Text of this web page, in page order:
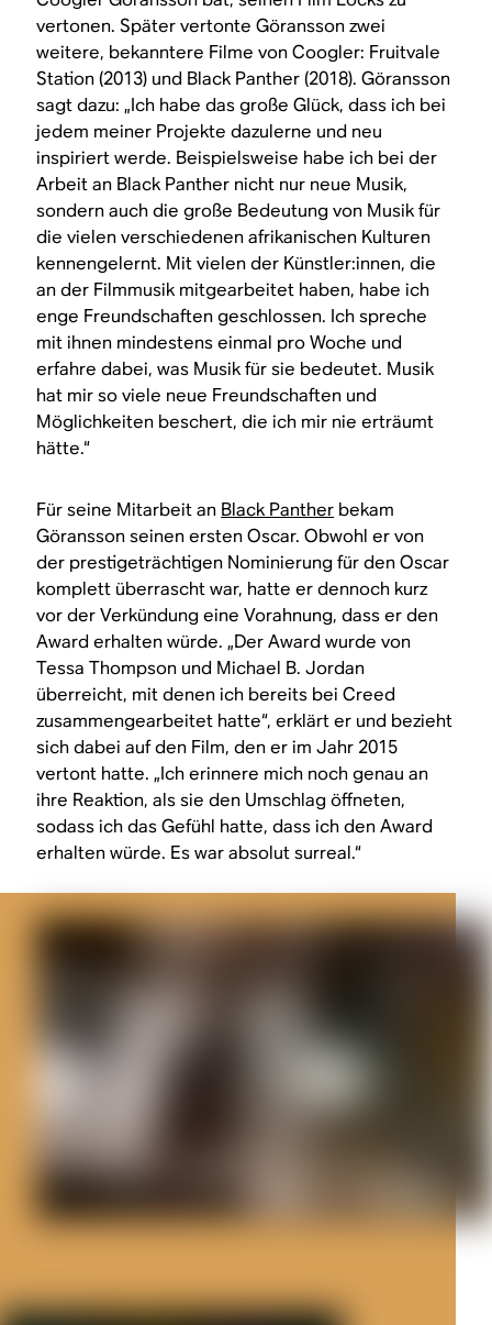
vertonen. Später vertonte Göransson zwei
weitere, bekanntere Filme von Coogler: Fruitvale
Station(2013) und Black Panther(2018). Göransson
sagt dazu: „Ich habe das große Glück, dass ich bei
jedem meiner Projekte dazulerne und neu
inspiriert werde. Beispielsweise habe ich bei der
Arbeit an Black Panther nicht nur neue Musik,
sondern auch die große Bedeutung von Musik für
die vielen verschiedenen afrikanischen Kulturen
kennengelernt. Mit vielen der Künstler:innen, die
an der Filmmusik mitgearbeitet haben, habe ich
enge Freundschaften geschlossen. Ich spreche
mit ihnen mindestens einmal pro Woche und
erfahre dabei, was Musik für sie bedeutet. Musik
hat mir so viele neue Freundschaften und
Möglichkeiten beschert, die ich mir nie erträumt
hätte.“
Für seine Mitarbeit an Black Panther bekam
Göransson seinen ersten Oscar. Obwohl er von
der prestigeträchtigen Nominierung für den Oscar
komplett überrascht war, hatte er dennoch kurz
vor der Verkündung eine Vorahnung, dass er den
Award erhalten würde. „Der Award wurde von
Tessa Thompson und Michael B. Jordan
überreicht, mit denen ich bereits beiCreed
zusammengearbeitet hatte“, erklärt er und bezieht
sich dabei auf den Film, den er im Jahr 2015
vertont hatte. „Ich erinnere mich noch genau an
ihre Reaktion, als sie den Umschlag öffneten,
sodass ich das Gefühl hatte, dass ich den Award
erhalten würde. Es war absolut surreal.“